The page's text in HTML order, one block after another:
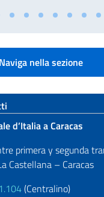
Naviga nella sezione
d’Italia a Caracas
primera y segunda
Castellana – Caracas
(Centralino)